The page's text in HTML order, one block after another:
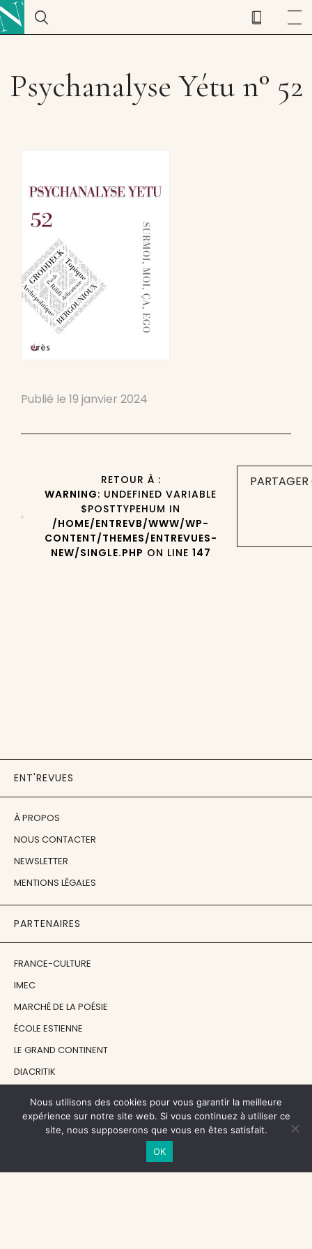
Psychanalyse Yétu n° 52
Publié le 19 janvier 2024
RETOUR À :
WARNING: UNDEFINED VARIABLE
$POSTTYPEHUM IN
/HOME/ENTREVB/WWW/WP-
CONTENT/THEMES/ENTREVUES-
NEW/SINGLE.PHP ON LINE 147
ENT'REVUES
À PROPOS
NOUS CONTACTER
NEWSLETTER
MENTIONS LÉGALES
PARTENAIRES
FRANCE-CULTURE
IMEC
MARCHÉ DE LA POÉSIE
ÉCOLE ESTIENNE
LE GRAND CONTINENT
DIACRITIK
NOS SOUTIENS
CENTRE NATIONAL DU LIVRE
Nous utilisons des cookies pour vous garantir la meilleure
expérience sur notre site web. Si vous continuez à utiliser ce
site, nous supposerons que vous en êtes satisfait.
OK